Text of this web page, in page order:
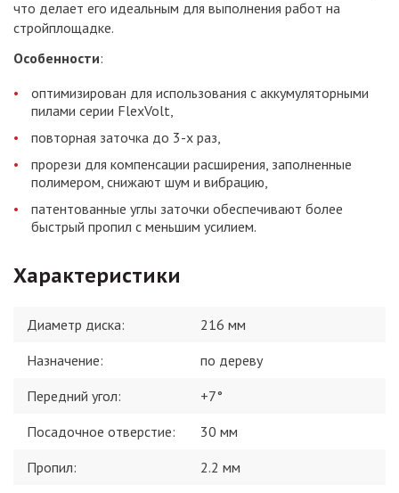
что делает его идеальным для выполнения работ на
стройплощадке.
Особенности:
оптимизирован для использования с аккумуляторными
пилами серии FlexVolt,
повторная заточка до 3-х раз,
прорези для компенсации расширения, заполненные
полимером, снижают шум и вибрацию,
патентованные углы заточки обеспечивают более
быстрый пропил с меньшим усилием.
Характеристики
Диаметр диска:
216 мм
Назначение:
по дереву
Передний угол:
+7°
Посадочное отверстие:
30 мм
Пропил: 2.2 мм